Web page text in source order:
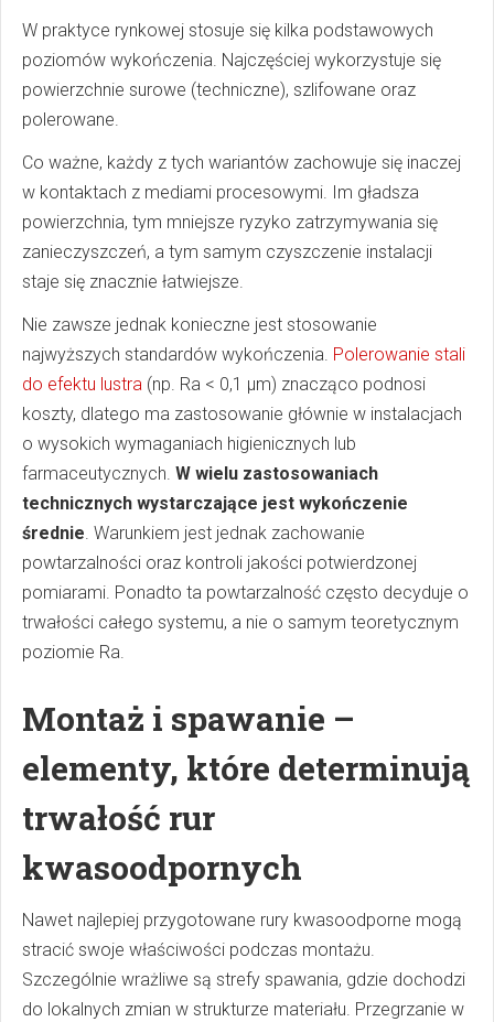
W praktyce rynkowej stosuje się kilka podstawowych
poziomów wykończenia. Najczęściej wykorzystuje się
powierzchnie surowe (techniczne), szlifowane oraz
polerowane.
Co ważne, każdy z tych wariantów zachowuje się inaczej
w kontaktach z mediami procesowymi. Im gładsza
powierzchnia, tym mniejsze ryzyko zatrzymywania się
zanieczyszczeń, a tym samym czyszczenie instalacji
staje się znacznie łatwiejsze.
Nie zawsze jednak konieczne jest stosowanie
najwyższych standardów wykończenia. Polerowanie stali
do efektu lustra (np. Ra < 0,1 µm) znacząco podnosi
koszty, dlatego ma zastosowanie głównie w instalacjach
o wysokich wymaganiach higienicznych lub
farmaceutycznych. W wielu zastosowaniach
technicznych wystarczające jest wykończenie
średnie. Warunkiem jest jednak zachowanie
powtarzalności oraz kontroli jakości potwierdzonej
pomiarami. Ponadto ta powtarzalność często decyduje o
trwałości całego systemu, a nie o samym teoretycznym
poziomie Ra.
Montaż i spawanie –
elementy, które determinują
trwałość rur
kwasoodpornych
Nawet najlepiej przygotowane rury kwasoodporne mogą
stracić swoje właściwości podczas montażu.
Szczególnie wrażliwe są strefy spawania, gdzie dochodzi
do lokalnych zmian w strukturze materiału. Przegrzanie w